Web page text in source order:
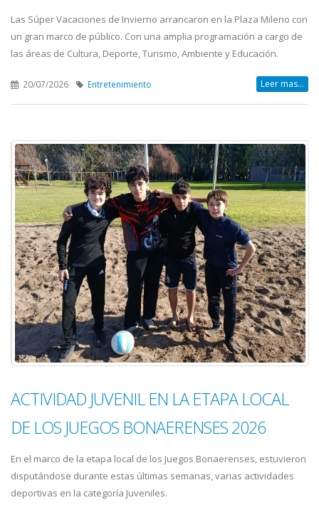
Las Súper Vacaciones de Invierno arrancaron en la Plaza Mileno con
un gran marco de público. Con una amplia programación a cargo de
las áreas de Cultura, Deporte, Turismo, Ambiente y Educación.
20/07/2026 Entretenimiento Leer mas...
ACTIVIDAD JUVENIL EN LA ETAPA LOCAL
DE LOS JUEGOS BONAERENSES 2026
En el marco de la etapa local de los Juegos Bonaerenses, estuvieron
disputándose durante estas últimas semanas, varias actividades
deportivas en la categoría Juveniles.